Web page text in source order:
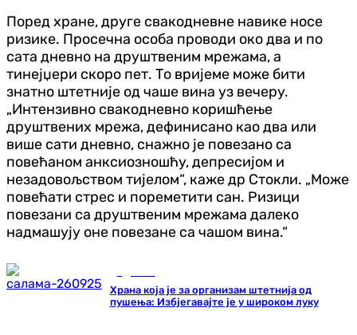
Поред хране, друге свакодневне навике носе
ризике. Просечна особа проводи око два и по
сата дневно на друштвеним мрежама, а
тинејџери скоро пет. То вријеме може бити
знатно штетније од чаше вина уз вечеру.
„Интензивно свакодневно коришћење
друштвених мрежа, дефинисано као два или
више сати дневно, снажно је повезано са
повећаном анксиозношћу, депресијом и
незадовољством тијелом“, каже др Стокли. „Може
повећати стрес и пореметити сан. Ризици
повезани са друштвеним мрежама далеко
надмашују оне повезане са чашом вина.“
Храна која је за организам штетнија од
пушења: Избјегавајте је у широком луку